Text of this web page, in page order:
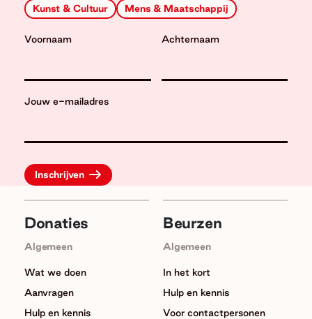
Kunst & Cultuur Mens & Maatschappij
Jouw e-mailadres
Voornaam Achternaam
Donaties
Algemeen
Wat we doen
Aanvragen
Hulp en kennis
Beurzen
Algemeen
In het kort
Hulp en kennis
Voor contactpersonen